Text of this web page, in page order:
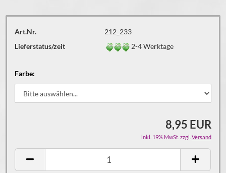
Art.Nr.
212_233
Lieferstatus/zeit
2-4 Werktage
Farbe:
8,95 EUR
inkl. 19% MwSt. zzgl. Versand